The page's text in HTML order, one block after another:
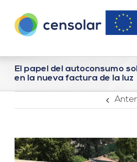
contenido
El papel del autoconsumo
en la nueva factura de la luz
Ver
imagen